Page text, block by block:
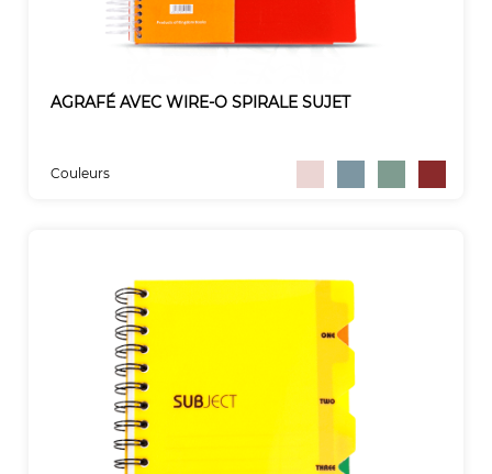
AGRAFÉ AVEC WIRE-O SPIRALE SUJET
Couleurs